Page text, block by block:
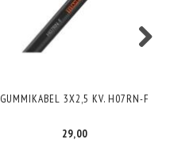
GUMMIKABEL 3X2,5 KV. H07RN-F
29,00